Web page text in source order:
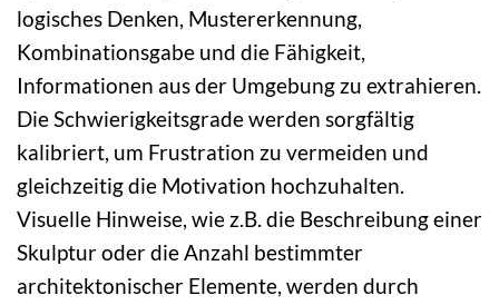
logisches Denken, Mustererkennung,
Kombinationsgabe und die Fähigkeit,
Informationen aus der Umgebung zu extrahieren.
Die Schwierigkeitsgrade werden sorgfältig
kalibriert, um Frustration zu vermeiden und
gleichzeitig die Motivation hochzuhalten.
Visuelle Hinweise, wie z.B. die Beschreibung einer
Skulptur oder die Anzahl bestimmter
architektonischer Elemente, werden durch